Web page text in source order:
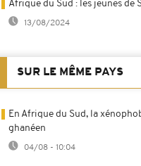
Afrique du Sud : les jeunes
13/08/2024
SUR LE MÊME PAYS
En Afrique du Sud, la
ghanéen
04/08 - 10:04